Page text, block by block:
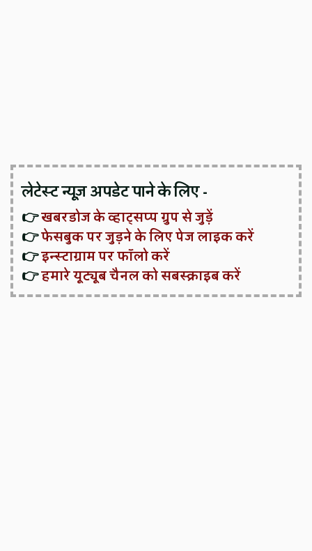
लेटेस्ट न्यूज़ अपडेट पाने के लिए -
👉खबरडोज के व्हाट्सप्प ग्रुप से जुड़ें
👉फेसबुक पर जुड़ने के लिए पेज लाइक करें
👉इन्स्टाग्राम पर फॉलो करें
👉हमारे यूट्यूब चैनल को सबस्क्राइब करें